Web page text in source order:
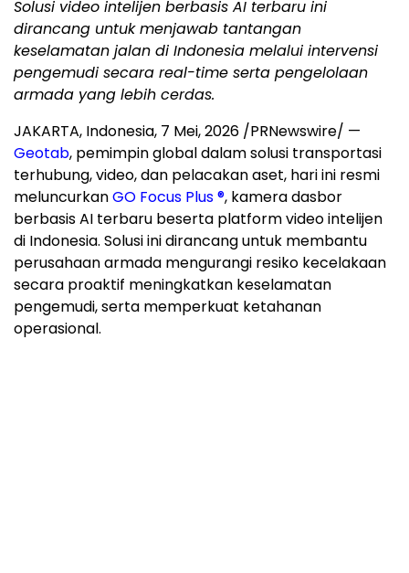
Solusi video intelijen berbasis AI terbaru ini
dirancang untuk menjawab tantangan
keselamatan jalan di Indonesia melalui intervensi
pengemudi secara real-time serta pengelolaan
armada yang lebih cerdas.
JAKARTA, Indonesia, 7 Mei, 2026 /PRNewswire/ —
Geotab, pemimpin global dalam solusi transportasi
terhubung, video, dan pelacakan aset, hari ini resmi
meluncurkanGO Focus Plus ®, kamera dasbor
berbasis AI terbaru beserta platform video intelijen
di Indonesia. Solusi ini dirancang untuk membantu
perusahaan armada mengurangi resiko kecelakaan
secara proaktif meningkatkan keselamatan
pengemudi, serta memperkuat ketahanan
operasional.